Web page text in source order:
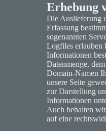
Erhebung
Die Auslieferung
Erfassung
sogenannten
Logfiles erlauben
Informationen
Datenmenge,
Domain-Namen
unsere Seite
zur Darstellung
Informationen
Auch behalten
auf eine